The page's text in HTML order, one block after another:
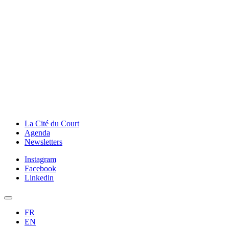
La Cité du Court
Agenda
Newsletters
Instagram
Facebook
Linkedin
FR
EN